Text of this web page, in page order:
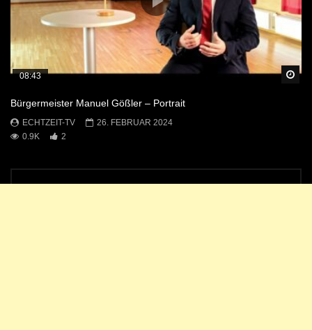
08:43
Bürgermeister Manuel Gößler – Portrait
ECHTZEIT-TV
26. FEBRUAR 2024
0.9K
2